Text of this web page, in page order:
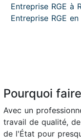
Entreprise RGE à
Entreprise RGE
Pourquoi
Avec un
travail de qualité,
de l'État pour